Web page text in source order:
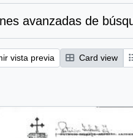
avanzadas de
vista previa Card view